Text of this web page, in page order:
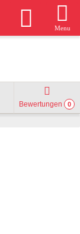
Menu
Bewertungen 0